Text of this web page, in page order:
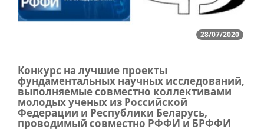
28/07/2020
Конкурс на лучшие проекты
фундаментальных научных исследований,
выполняемые совместно коллективами
молодых ученых из Российской
Федерации и Республики Беларусь,
проводимый совместно РФФИ и БРФФИ